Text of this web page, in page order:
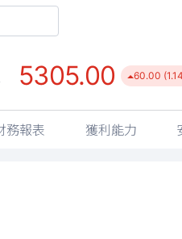
5305.00 60.00
務報表 獲利能力